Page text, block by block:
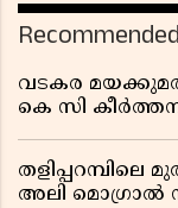
Recommended
വടകര
കെ സി
തളിപ്പറമ്പിലെ
അലി മൊഗ്രാൽ